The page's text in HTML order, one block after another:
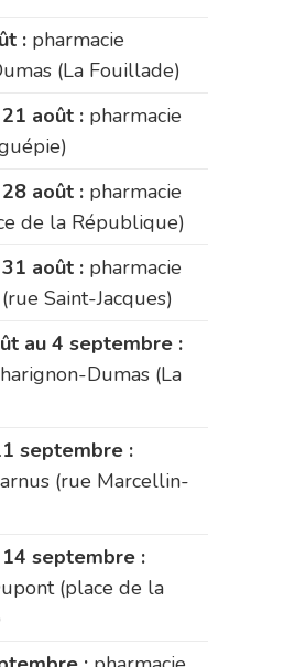
: pharmacie
(La Fouillade)
août : pharmacie
août : pharmacie
de la République)
août : pharmacie
Saint-Jacques)
au 4 septembre :
Dumas (La
septembre :
(rue Marcellin-
septembre :
(place de la